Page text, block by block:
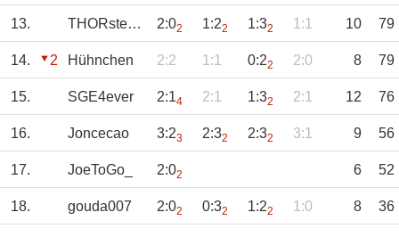
13. THORsten74 2:02 1:22 1:32 1:1 10 79
14. 2 Hühnchen 2:2 1:1 0:22 2:0 8 79
15. SGE4ever 2:14 2:1 1:32 2:1 12 76
16. Joncecao 3:23 2:32 2:32 3:1 9 56
17. JoeToGo_ 2:02 6 52
18. gouda007 2:02 0:32 1:22 1:0 8 36